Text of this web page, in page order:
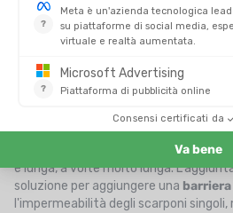
come gli scarponi da trekking.
comforte soprattutto permette di
offrendo così unamaggiore libertà di
Dotati della suola che preferite,
terreno, dai più semplici ai più
buon comfort di camminata. La
saranno quindi ridotti! Tuttavia, gli
limiti quando si tratta di spedizioni o
estreme... Infatti, poiché il calzino
è lunga, a volte molto lunga.
soluzione per aggiungere una
l'impermeabilità degli scarponi